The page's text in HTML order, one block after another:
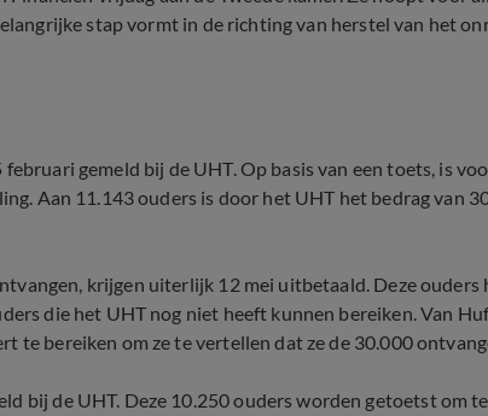
stap vormt in de richting van herstel van het
gemeld bij de UHT. Op basis van een toets, is
Aan 11.143 ouders is door het UHT het bedrag van
krijgen uiterlijk 12 mei uitbetaald. Deze ouders
die het UHT nog niet heeft kunnen bereiken. Van
te bereiken om ze te vertellen dat ze de 30.000
bij de UHT. Deze 10.250 ouders worden getoetst om